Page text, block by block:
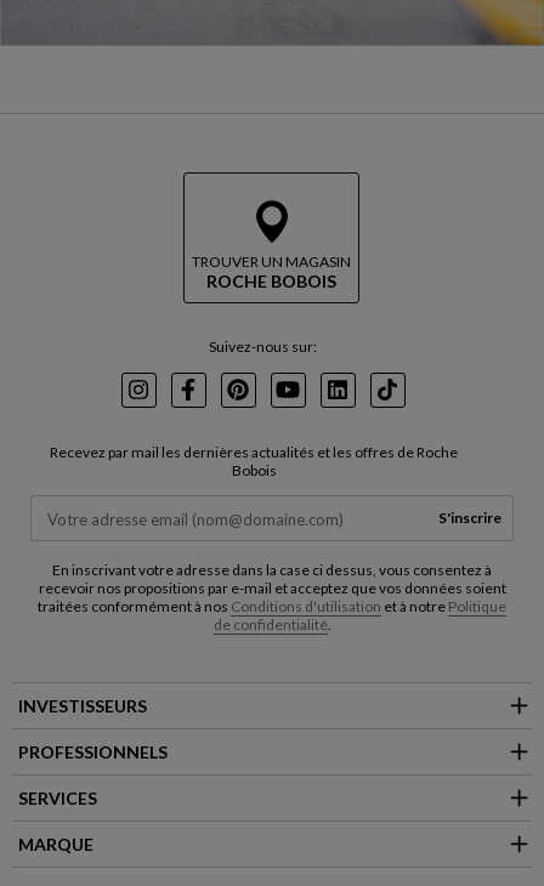
TROUVER UN MAGASIN
ROCHE BOBOIS
Suivez-nous sur:
InstagramFacebookPinterest
YoutubeLinkedInTikTok
Recevez par mail les dernières actualités et les offres de Roche
Bobois
S'inscrire
En inscrivant votre adresse dans la case ci dessus, vous consentez à
recevoir nos propositions par e-mail et acceptez que vos données soient
traitées conformément à nos Conditions d'utilisation et à notre Politique
de confidentialité.
INVESTISSEURS
PROFESSIONNELS
SERVICES
MARQUE